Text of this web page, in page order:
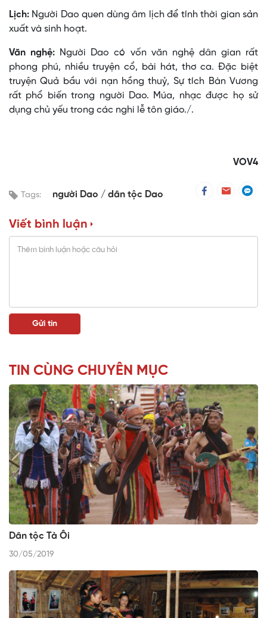
Lịch: Người Dao quen dùng âm lịch để tính thời gian sản
xuất và sinh hoạt.
Văn nghệ: Người Dao có vốn văn nghệ dân gian rất
phong phú, nhiều truyện cổ, bài hát, thơ ca. Ðặc biệt
truyện Quả bầu với nạn hồng thuỷ, Sự tích Bàn Vương
rất phổ biến trong người Dao. Múa, nhạc được họ sử
dụng chủ yếu trong các nghi lễ tôn giáo./.
VOV4
Tags: người Dao dân tộc Dao
Viết bình luận
TIN CÙNG CHUYÊN MỤC
Dân tộc Tà Ôi
30/05/2019